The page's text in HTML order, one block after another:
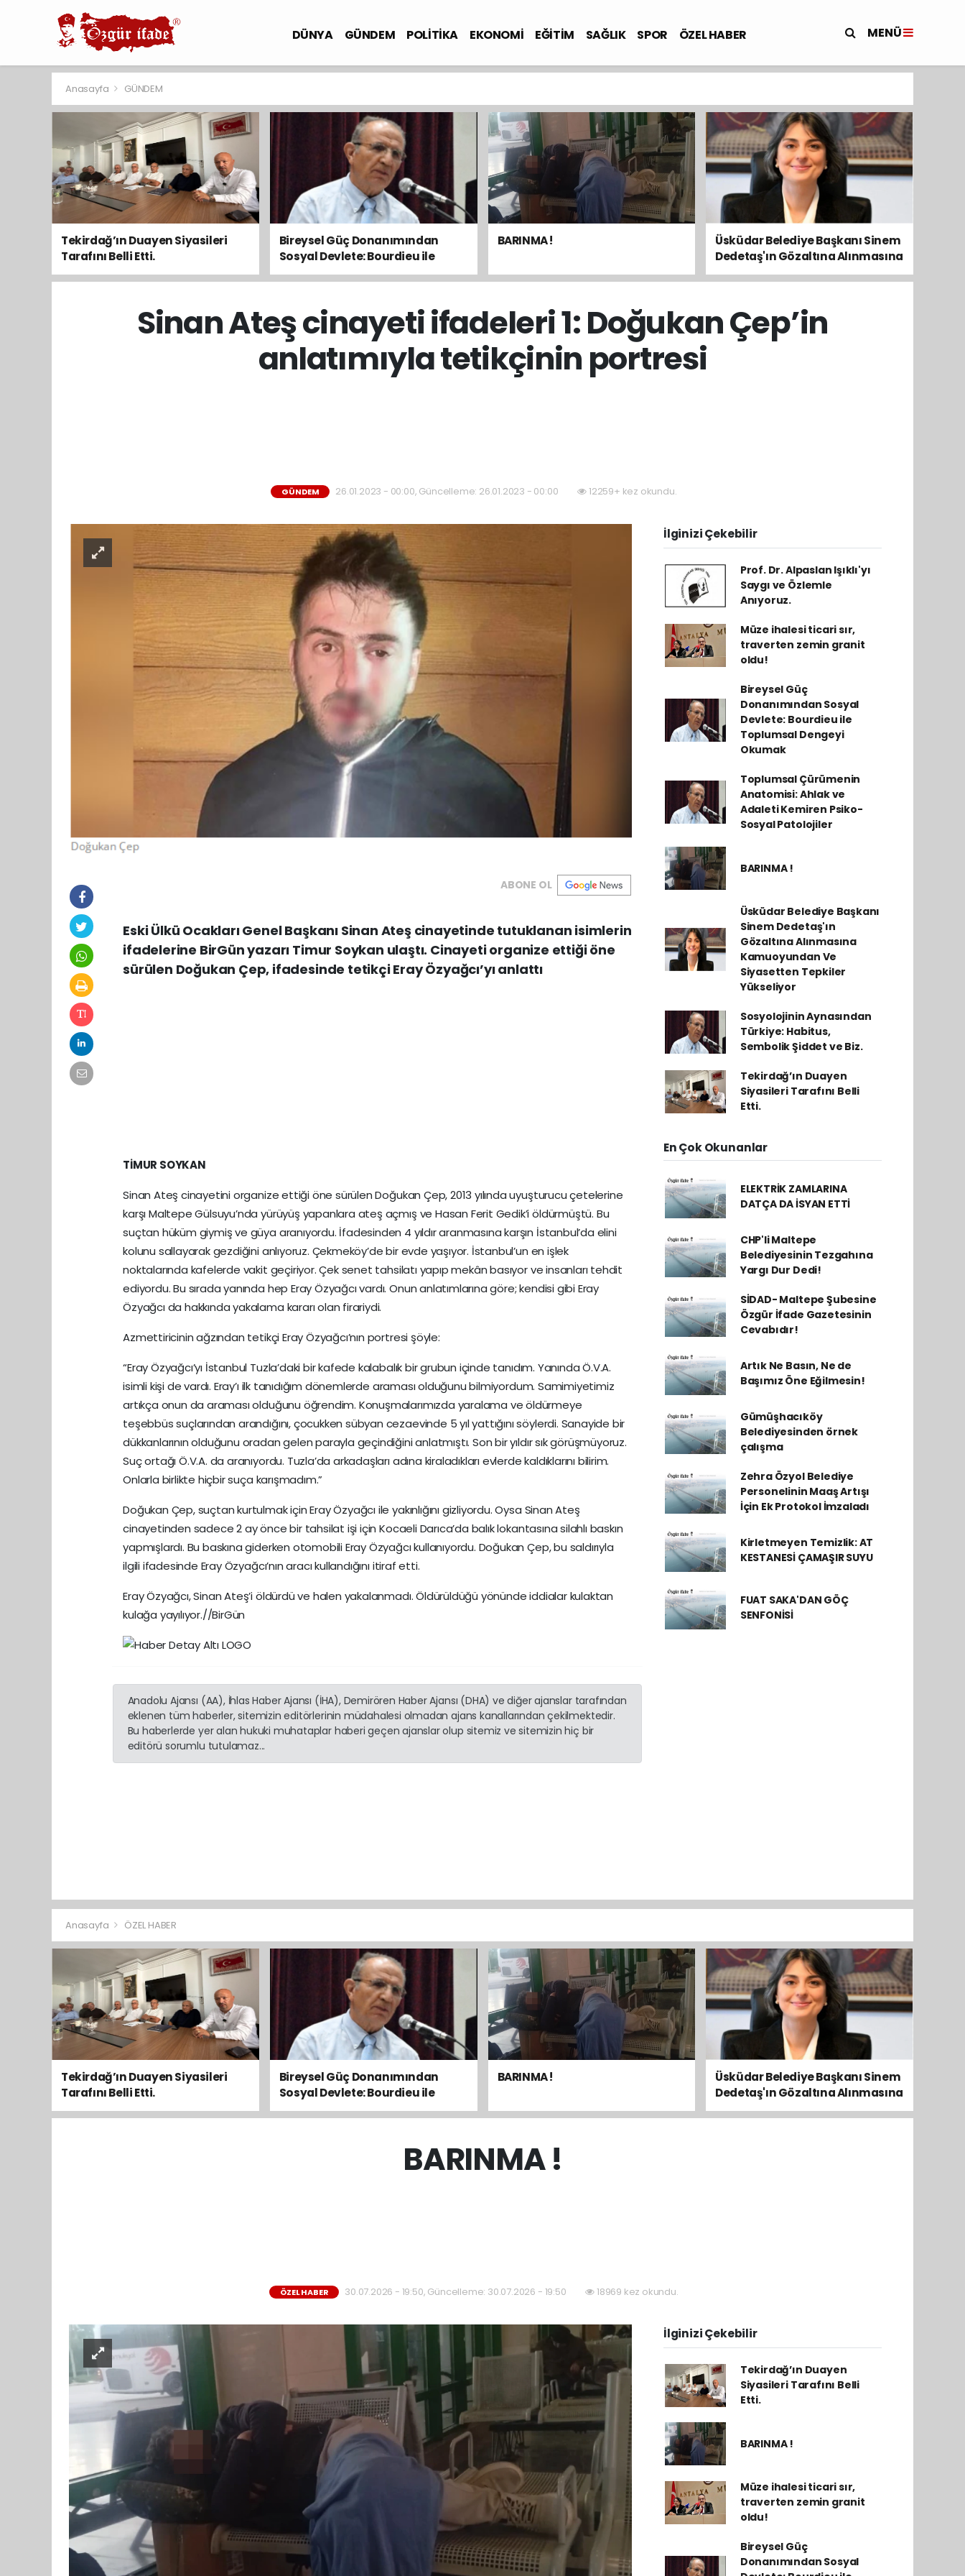
DÜNYA GÜNDEM POLİTİKA EKONOMİ EĞİTİM SAĞLIK SPOR ÖZEL HABER MENÜ
Anasayfa GÜNDEM
Tekirdağ’ın Duayen Siyasileri
Tarafını Belli Etti.
Bireysel Güç Donanımından
Sosyal Devlete: Bourdieu ile
Toplumsal Dengeyi Okumak
BARINMA !
Üsküdar Belediye Başkanı Sinem
Dedetaş'ın Gözaltına Alınmasına
Kamuoyundan Ve Siyasetten
Sinan Ateş cinayeti ifadeleri 1: Doğukan Çep’in
anlatımıyla tetikçinin portresi
GÜNDEM 26.01.2023 - 00:00, Güncelleme: 26.01.2023 - 00:00 12259+ kez okundu.
ABONE OL
Eski Ülkü Ocakları Genel Başkanı Sinan Ateş cinayetinde tutuklanan isimlerin
ifadelerine BirGün yazarı Timur Soykan ulaştı. Cinayeti organize ettiği öne
sürülen Doğukan Çep, ifadesinde tetikçi Eray Özyağcı’yı anlattı
TİMUR SOYKAN
Sinan Ateş cinayetini organize ettiği öne sürülen Doğukan Çep, 2013 yılında uyuşturucu çetelerine
karşı Maltepe Gülsuyu’nda yürüyüş yapanlara ateş açmış ve Hasan Ferit Gedik’i öldürmüştü. Bu
suçtan hüküm giymiş ve güya aranıyordu. İfadesinden 4 yıldır aranmasına karşın İstanbul’da elini
kolunu sallayarak gezdiğini anlıyoruz. Çekmeköy’de bir evde yaşıyor. İstanbul’un en işlek
noktalarında kafelerde vakit geçiriyor. Çek senet tahsilatı yapıp mekân basıyor ve insanları tehdit
ediyordu. Bu sırada yanında hep Eray Özyağcı vardı. Onun anlatımlarına göre; kendisi gibi Eray
Özyağcı da hakkında yakalama kararı olan firariydi.
Azmettiricinin ağzından tetikçi Eray Özyağcı’nın portresi şöyle:
“Eray Özyağcı’yı İstanbul Tuzla’daki bir kafede kalabalık bir grubun içinde tanıdım. Yanında Ö.V.A.
isimli kişi de vardı. Eray’ı ilk tanıdığım dönemlerde araması olduğunu bilmiyordum. Samimiyetimiz
artıkça onun da araması olduğunu öğrendim. Konuşmalarımızda yaralama ve öldürmeye
teşebbüs suçlarından arandığını, çocukken sübyan cezaevinde 5 yıl yattığını söylerdi. Sanayide bir
dükkanlarının olduğunu oradan gelen parayla geçindiğini anlatmıştı. Son bir yıldır sık görüşmüyoruz.
Suç ortağı Ö.V.A. da aranıyordu. Tuzla’da arkadaşları adına kiraladıkları evlerde kaldıklarını bilirim.
Onlarla birlikte hiçbir suça karışmadım.”
Doğukan Çep, suçtan kurtulmak için Eray Özyağcı ile yakınlığını gizliyordu. Oysa Sinan Ateş
cinayetinden sadece 2 ay önce bir tahsilat işi için Kocaeli Darıca’da balık lokantasına silahlı baskın
yapmışlardı. Bu baskına giderken otomobili Eray Özyağcı kullanıyordu. Doğukan Çep, bu saldırıyla
ilgili ifadesinde Eray Özyağcı’nın aracı kullandığını itiraf etti.
Eray Özyağcı, Sinan Ateş’i öldürdü ve halen yakalanmadı. Öldürüldüğü yönünde iddialar kulaktan
kulağa yayılıyor.//BirGün
Anadolu Ajansı (AA), İhlas Haber Ajansı (İHA), Demirören Haber Ajansı (DHA) ve diğer ajanslar tarafından
eklenen tüm haberler, sitemizin editörlerinin müdahalesi olmadan ajans kanallarından çekilmektedir.
Bu haberlerde yer alan hukuki muhataplar haberi geçen ajanslar olup sitemiz ve sitemizin hiç bir
editörü sorumlu tutulamaz...
İlginizi Çekebilir
Prof. Dr. Alpaslan Işıklı'yı
Saygı ve Özlemle
Anıyoruz.
Müze ihalesi ticari sır,
traverten zemin granit
oldu!
Bireysel Güç
Donanımından Sosyal
Devlete: Bourdieu ile
Toplumsal Dengeyi
Okumak
Toplumsal Çürümenin
Anatomisi: Ahlak ve
Adaleti Kemiren Psiko-
Sosyal Patolojiler
BARINMA !
Üsküdar Belediye Başkanı
Sinem Dedetaş'ın
Gözaltına Alınmasına
Kamuoyundan Ve
Siyasetten Tepkiler
Yükseliyor
Sosyolojinin Aynasından
Türkiye: Habitus,
Sembolik Şiddet ve Biz.
Tekirdağ’ın Duayen
Siyasileri Tarafını Belli
Etti.
En Çok Okunanlar
ELEKTRİK ZAMLARINA
DATÇA DA İSYAN ETTİ
CHP'li Maltepe
Belediyesinin Tezgahına
Yargı Dur Dedi!
SİDAD- Maltepe Şubesine
Özgür İfade Gazetesinin
Cevabıdır!
Artık Ne Basın, Ne de
Başımız Öne Eğilmesin!
Gümüşhacıköy
Belediyesinden örnek
çalışma
Zehra Özyol Belediye
Personelinin Maaş Artışı
İçin Ek Protokol İmzaladı
Kirletmeyen Temizlik: AT
KESTANESİ ÇAMAŞIR SUYU
FUAT SAKA'DAN GÖÇ
SENFONİSİ
Anasayfa ÖZEL HABER
Tekirdağ’ın Duayen Siyasileri
Tarafını Belli Etti.
Bireysel Güç Donanımından
Sosyal Devlete: Bourdieu ile
Toplumsal Dengeyi Okumak
BARINMA !
Üsküdar Belediye Başkanı Sinem
Dedetaş'ın Gözaltına Alınmasına
Kamuoyundan Ve Siyasetten
BARINMA !
ÖZEL HABER 30.07.2026 - 19:50, Güncelleme: 30.07.2026 - 19:50 18969 kez okundu.
İlginizi Çekebilir
Tekirdağ’ın Duayen
Siyasileri Tarafını Belli
Etti.
BARINMA !
Müze ihalesi ticari sır,
traverten zemin granit
oldu!
Bireysel Güç
Donanımından Sosyal